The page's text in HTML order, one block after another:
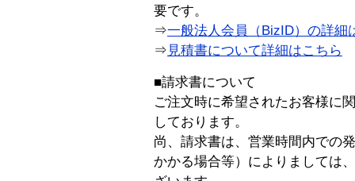
要です。
⇒一般法人会員（BizID）の詳細
⇒ 見積書について詳細はこちら
■請求書について
ご注文時に希望されたお客様に
しております。
尚、請求書は、営業時間内での
かかる場合等）によりましては